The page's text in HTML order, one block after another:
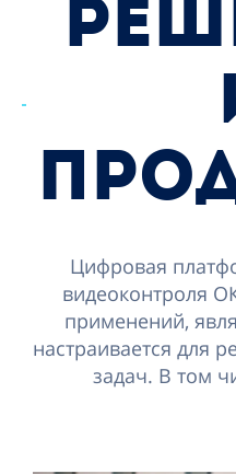
Цифровая
видеоконтроля
применений,
настраивается для
задач. В том